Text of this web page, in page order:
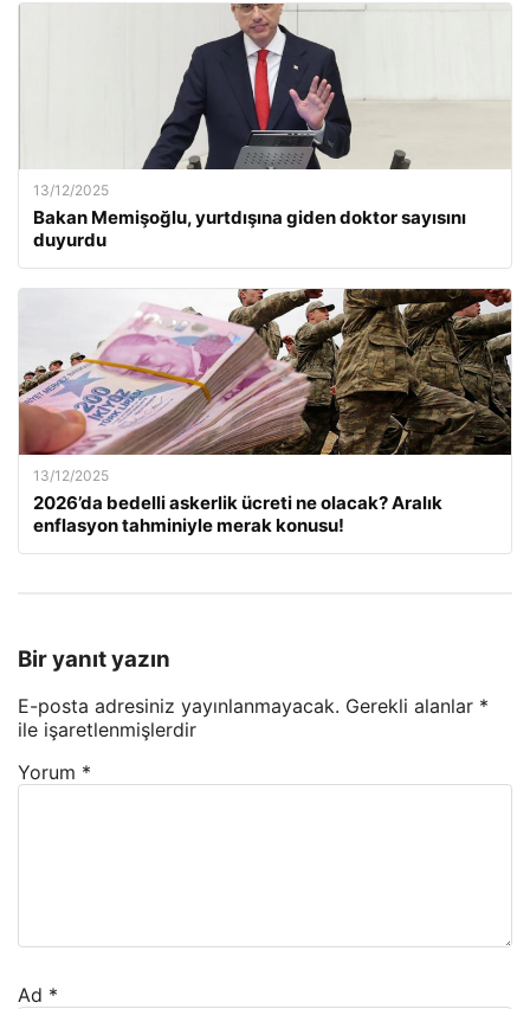
13/12/2025
Bakan Memişoğlu, yurtdışına giden doktor sayısını
duyurdu
13/12/2025
2026’da bedelli askerlik ücreti ne olacak? Aralık
enflasyon tahminiyle merak konusu!
Bir yanıt yazın
E-posta adresiniz yayınlanmayacak. Gerekli alanlar *
ile işaretlenmişlerdir
Yorum *
Ad *